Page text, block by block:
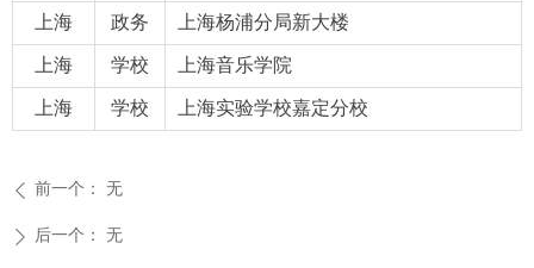
上海 政务 上海杨浦分局新大楼
上海 学校 上海音乐学院
上海 学校 上海实验学校嘉定分校
ꄴ 前一个： 无
ꄲ 后一个： 无